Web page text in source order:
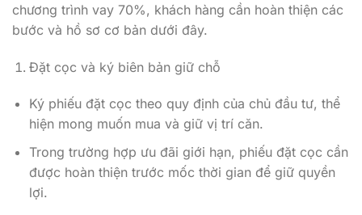
chương trình vay 70%, khách hàng cần hoàn thiện các
bước và hồ sơ cơ bản dưới đây.
Đặt cọc và ký biên bản giữ chỗ
Ký phiếu đặt cọc theo quy định của chủ đầu tư, thể
hiện mong muốn mua và giữ vị trí căn.
Trong trường hợp ưu đãi giới hạn, phiếu đặt cọc cần
được hoàn thiện trước mốc thời gian để giữ quyền
lợi.